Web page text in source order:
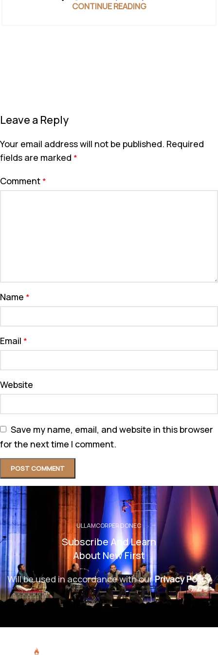
CONTINUE READING
Leave a Reply
Your email address will not be published. Required
fields are marked *
Comment *
Name *
Email *
Website
Save my name, email, and website in this browser
for the next time I comment.
ULLAMCORPER DONEC
Subscribe And Learn
About New First
Will be used in accordance with ourPrivacy Policy